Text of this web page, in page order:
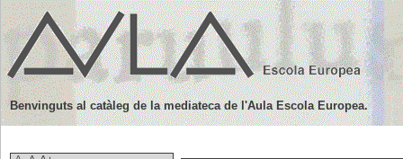
Benvinguts al catàleg de la mediateca de l'Aula Escola Europea.